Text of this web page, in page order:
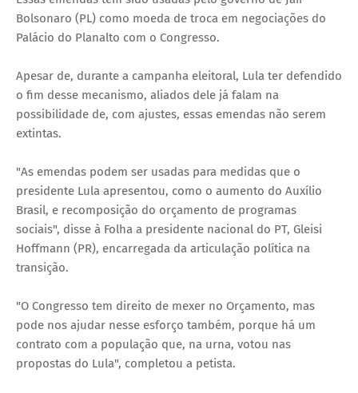
Bolsonaro (PL) como moeda de troca em negociações do
Palácio do Planalto com o Congresso.
Apesar de, durante a campanha eleitoral, Lula ter defendido
o fim desse mecanismo, aliados dele já falam na
possibilidade de, com ajustes, essas emendas não serem
extintas.
"As emendas podem ser usadas para medidas que o
presidente Lula apresentou, como o aumento do Auxílio
Brasil, e recomposição do orçamento de programas
sociais", disse à Folha a presidente nacional do PT, Gleisi
Hoffmann (PR), encarregada da articulação política na
transição.
"O Congresso tem direito de mexer no Orçamento, mas
pode nos ajudar nesse esforço também, porque há um
contrato com a população que, na urna, votou nas
propostas do Lula", completou a petista.